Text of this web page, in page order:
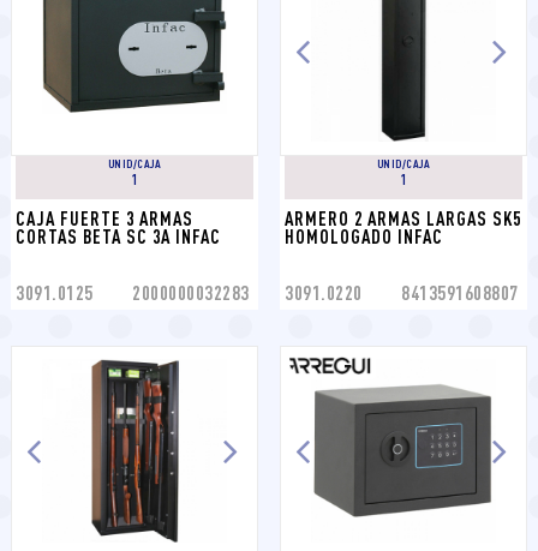
UNID/CAJA
1
CAJA FUERTE 3 ARMAS
CORTAS BETA SC 3A INFAC
3091.0125 2000000032283
UNID/CAJA
1
ARMERO 2 ARMAS LARGAS SK5
HOMOLOGADO INFAC
3091.0220 8413591608807